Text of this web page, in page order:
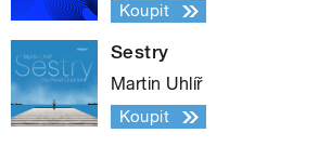
Koupit
Sestry
Martin Uhlíř
Koupit